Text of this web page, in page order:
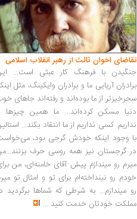
تقاضای اخوان ثالث از رهبر انقلاب اسلامی
جنگیدن با فرهنگ کار عبثی است...
برادران آریایی ما و برادران وایکینگ، مثل
سحرخیزتر از ما بوده‌اند و رفته‌اند جاهای
دنیا مسکن کرده‌اند... ما همین چیزها
نداریم. کسی نداریم از ما انتقاد بکند...
با وجود اینکه خودش گرجی بود،
در گرجستان نیز همه روسی حرف
میرم رو میندازم پیش آقای خامنه‌ای، من
خودم رو نینداخته‌ام برای تو و امثال تو
رو میندازم... به شرطی که شماها برگردید
مملکت خودتان خدمت کنید ...